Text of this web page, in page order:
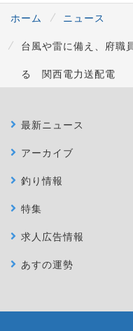
ホーム
ニュース
台風や雷に備え、府
る 関西電力送配電
最新ニュース
アーカイブ
釣り情報
特集
求人広告情報
あすの運勢